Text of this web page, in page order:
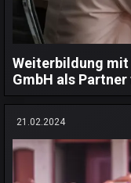
Weiterbildung mit
GmbH als
21.02.2024